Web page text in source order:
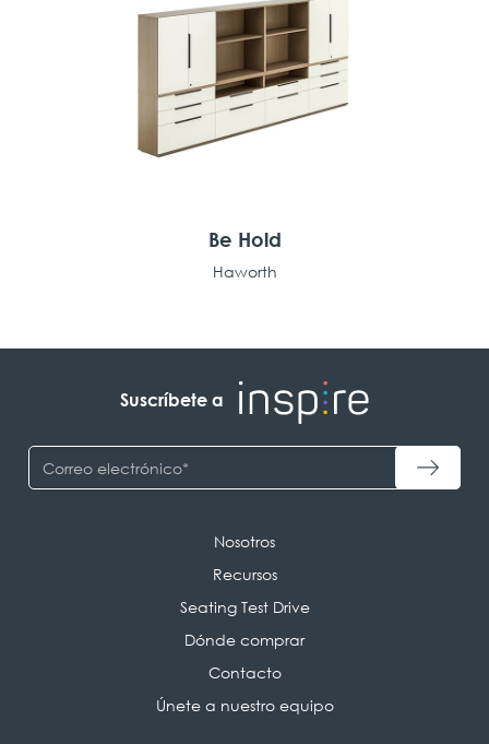
Be Hold
Haworth
Suscríbete a
Nosotros
Recursos
Seating Test Drive
Dónde comprar
Contacto
Únete a nuestro equipo